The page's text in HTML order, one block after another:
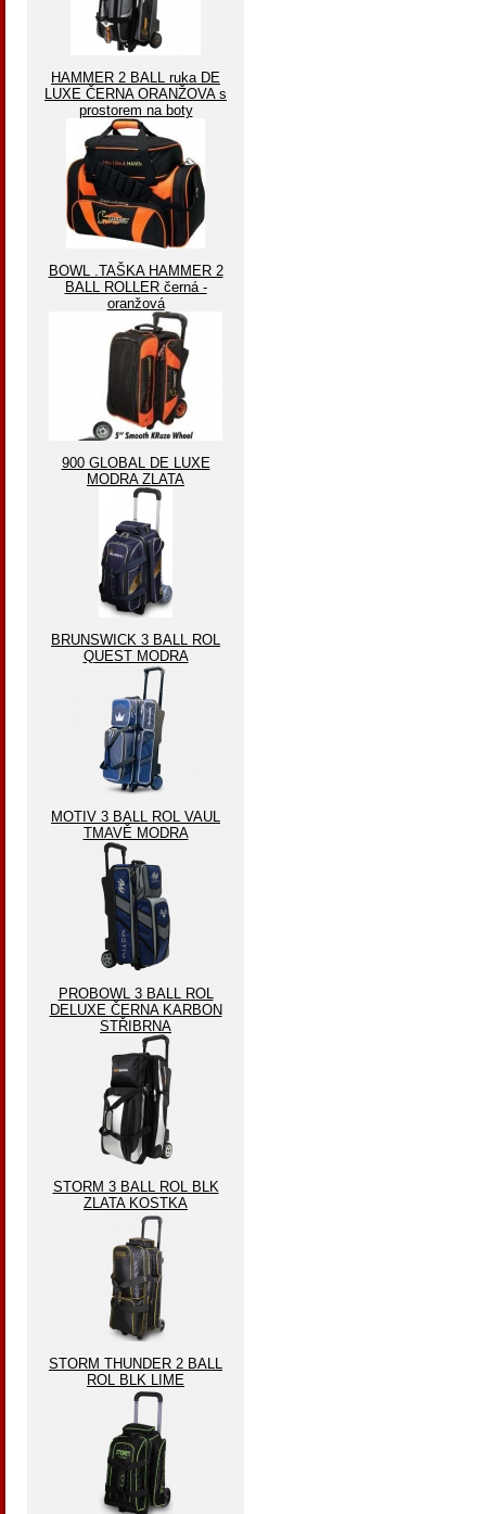
HAMMER 2 BALL ruka DE
LUXE ČERNA ORANŽOVA s
prostorem na boty
BOWL .TAŠKA HAMMER 2
BALL ROLLER černá -
oranžová
900 GLOBAL DE LUXE
MODRA ZLATA
BRUNSWICK 3 BALL ROL
QUEST MODRA
MOTIV 3 BALL ROL VAUL
TMAVĚ MODRA
PROBOWL 3 BALL ROL
DELUXE ČERNA KARBON
STŘIBRNA
STORM 3 BALL ROL BLK
ZLATA KOSTKA
STORM THUNDER 2 BALL
ROL BLK LIME